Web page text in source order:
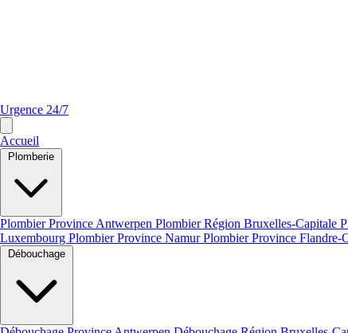
Urgence 24/7
Accueil
Plombier Province Antwerpen Plombier Région Bruxelles-Capitale
Luxembourg Plombier Province NamurPlombier Province Flandre-